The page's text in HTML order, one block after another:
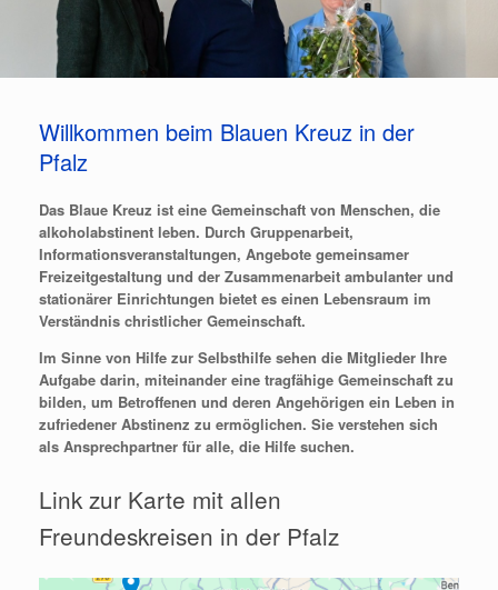
Willkommen beim Blauen Kreuz in der
Pfalz
Das Blaue Kreuz ist eine Gemeinschaft von Menschen, die
alkoholabstinent leben. Durch Gruppenarbeit,
Informationsveranstaltungen, Angebote gemeinsamer
Freizeitgestaltung und der Zusammenarbeit ambulanter und
stationärer Einrichtungen bietet es einen Lebensraum im
Verständnis christlicher Gemeinschaft.
Im Sinne von Hilfe zur Selbsthilfe sehen die Mitglieder Ihre
Aufgabe darin, miteinander eine tragfähige Gemeinschaft zu
bilden, um Betroffenen und deren Angehörigen ein Leben in
zufriedener Abstinenz zu ermöglichen. Sie verstehen sich
als Ansprechpartner für alle, die Hilfe suchen.
Link zur Karte mit allen
Freundeskreisen in der Pfalz